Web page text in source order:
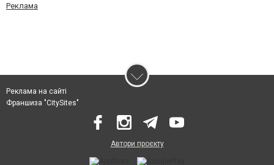
Реклама
Реклама на сайті
Франшиза "CitySites"
Автори проєкту